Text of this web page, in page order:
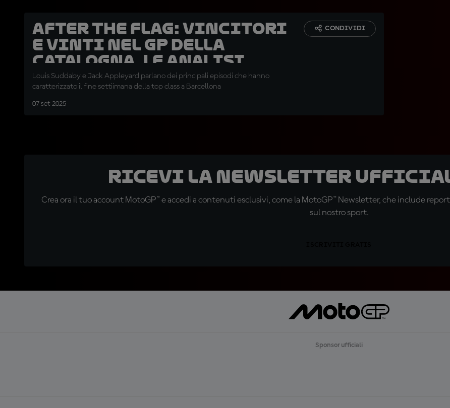
After the Flag: vincitori
e vinti nel GP della
Catalogna, le analisi
Louis Suddaby e Jack Appleyard parlano dei principali episodi che hanno
caratterizzato il fine settiimana della top class a Barcellona
07 set 2025
CONDIVIDI
Ricevi la newsletter ufficiale
Crea ora il tuo account MotoGP™ e accedi a contenuti esclusivi, come la MotoGP™ Newsletter, che include
sul nostro sport.
Sponsor ufficiali